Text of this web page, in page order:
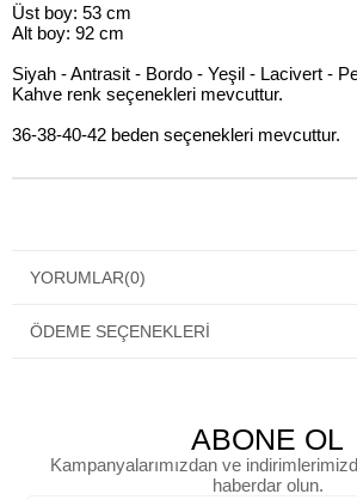
Üst boy: 53 cm
Alt boy: 92 cm
Siyah - Antrasit - Bordo - Yeşil - Lacivert -
Kahve renk seçenekleri mevcuttur.
36-38-40-42 beden seçenekleri mevcuttur.
YORUMLAR(0)
ÖDEME SEÇENEKLERI
ABONE OL
Kampanyalarımızdan ve
haberdar olun.